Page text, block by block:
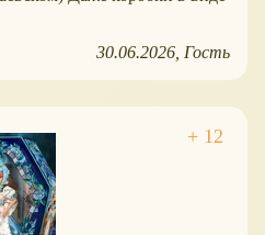
30.06.2026 Гость